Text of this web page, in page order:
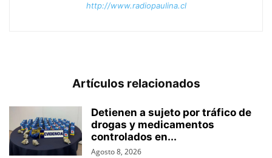
http://www.radiopaulina.cl
Artículos relacionados
Detienen a sujeto por tráfico de
drogas y medicamentos
controlados en...
Agosto 8, 2026